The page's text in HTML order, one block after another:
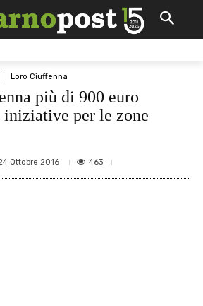
Loro Ciuffenna
più di 900 euro
per le zone
Ottobre 2016 463